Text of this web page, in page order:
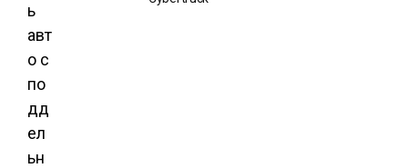
ь
авт
о с
по
дд
ел
ьн